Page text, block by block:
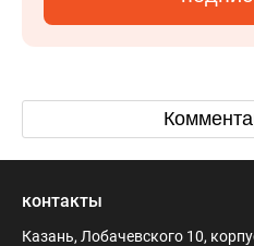
контакты
Казань, Лобачевского 10,